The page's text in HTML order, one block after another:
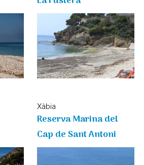
Xàbia
Reserva Marina del
Cap de Sant Antoni